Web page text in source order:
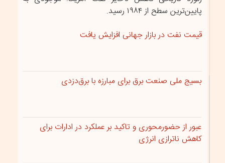
پایین‌ترین سطح از ۱۹۸۴ رسید.
قیمت نفت در بازار جهانی افزایش یافت
بسیج ملی صنعت برق برای مبارزه با برق‌دزدی
عبور از حضورمحوری و تاکید بر عملکرد در ادارات برای
کاهش ناترازی انرژی